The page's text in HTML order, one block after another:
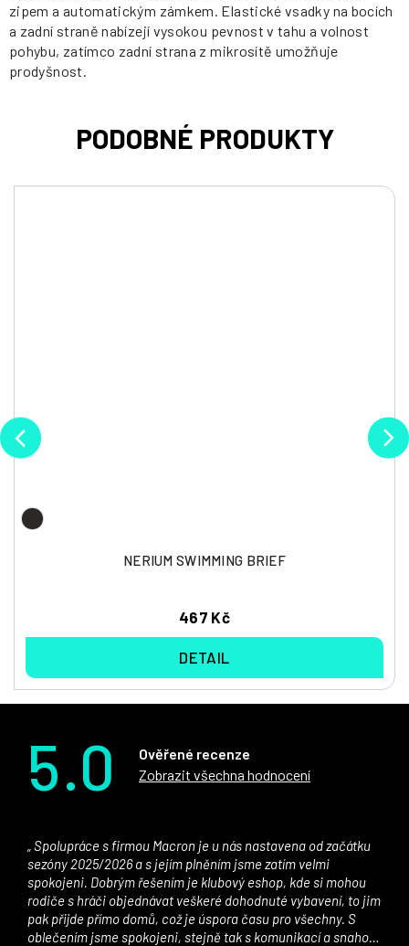
zipem a automatickým zámkem. Elastické vsadky na bocích
a zadní straně nabízejí vysokou pevnost v tahu a volnost
pohybu, zatímco zadní strana z mikrosítě umožňuje
prodyšnost.
NERIUM SWIMMING BRIEF
467 Kč
DETAIL
5.0
Ověřené recenze
Zobrazit všechna hodnocení
sezóny 2025/2026 a s jejím plněním jsme zatím velmi
spokojeni. Dobrým řešením je klubový eshop, kde si mohou
rodiče s hráči objednávat veškeré dohodnuté vybavení, to jim
pak přijde přímo domů, což je úspora času pro všechny. S
oblečením jsme spokojeni, stejně tak s komunikací a snahou